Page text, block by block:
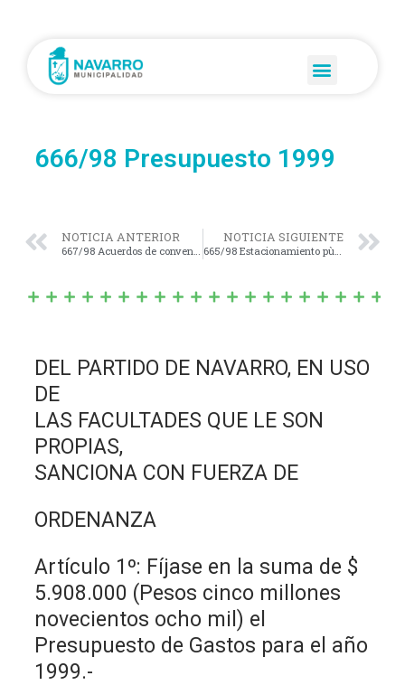
666/98 Presupuesto 1999
NOTICIA ANTERIOR
667/98 Acuerdos de convenios firmados
NOTICIA SIGUIENTE
665/98 Estacionamiento pùblico
DEL PARTIDO DE NAVARRO, EN USO
DE
LAS FACULTADES QUE LE SON
PROPIAS,
SANCIONA CON FUERZA DE
ORDENANZA
Artículo 1º: Fíjase en la suma de $
5.908.000 (Pesos cinco millones
novecientos ocho mil) el
Presupuesto de Gastos para el año
1999.-